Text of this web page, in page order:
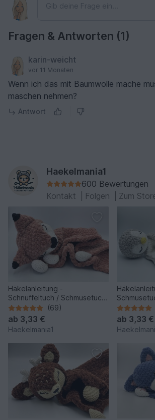
Fragen & Antworten (1)
karin-weicht
vor 11 Monaten
Wenn ich das mit Baumwolle mache
maschen nehmen?
Antwort
Haekelmania1
600 Bewertungen
Kontakt
Folgen Zum
Häkelanleitung -
Schnuffeltuch / Schmusetuch
Fuchs
(69)
ab 3,33 €
Haekelmania1
ab 3,33 €